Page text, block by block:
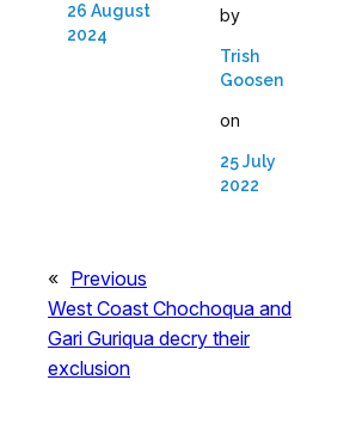
26 August
2024
by
Trish
Goosen
on
25 July
2022
« Previous
West Coast Chochoqua and
Gari Guriqua decry their
exclusion